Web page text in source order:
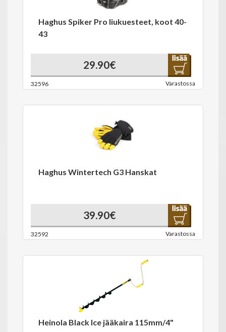
Haghus Spiker Pro liukuesteet, koot 40-
43
29.90€
32596 Varastossa
Haghus Wintertech G3 Hanskat
39.90€
32592 Varastossa
Heinola Black Ice jääkaira 115mm/4"